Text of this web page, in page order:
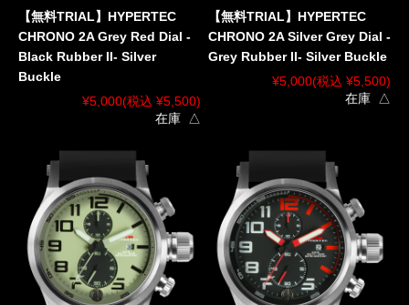
【無料TRIAL】HYPERTEC
CHRONO 2A Grey Red Dial -
Black Rubber II- Silver
Buckle
¥5,000(税込 ¥5,500)
在庫 △
【無料TRIAL】HYPERTEC
CHRONO 2A Silver Grey Dial -
Grey Rubber II- Silver Buckle
¥5,000(税込 ¥5,500)
在庫 △